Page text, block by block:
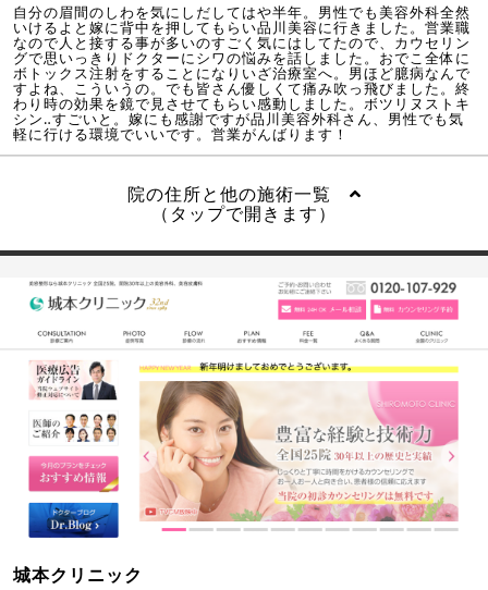
自分の眉間のしわを気にしだしてはや半年。男性でも美容外科全然
いけるよと嫁に背中を押してもらい品川美容に行きました。営業職
なので人と接する事が多いのすごく気にはしてたので、カウセリン
グで思いっきりドクターにシワの悩みを話しました。おでこ全体に
ボトックス注射をすることになりいざ治療室へ。男ほど臆病なんで
すよね、こういうの。でも皆さん優しくて痛み吹っ飛びました。終
わり時の効果を鏡で見させてもらい感動しました。ボツリヌストキ
シン‥すごいと。嫁にも感謝ですが品川美容外科さん、男性でも気
軽に行ける環境でいいです。営業がんばります！
院の住所と他の施術一覧
（タップで開きます）
城本クリニック